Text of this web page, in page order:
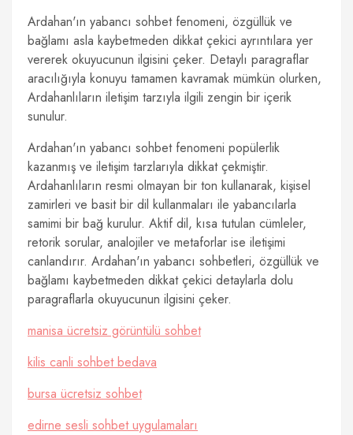
Ardahan'ın yabancı sohbet fenomeni, özgüllük ve
bağlamı asla kaybetmeden dikkat çekici ayrıntılara yer
vererek okuyucunun ilgisini çeker. Detaylı paragraflar
aracılığıyla konuyu tamamen kavramak mümkün olurken,
Ardahanlıların iletişim tarzıyla ilgili zengin bir içerik
sunulur.
Ardahan'ın yabancı sohbet fenomeni popülerlik
kazanmış ve iletişim tarzlarıyla dikkat çekmiştir.
Ardahanlıların resmi olmayan bir ton kullanarak, kişisel
zamirleri ve basit bir dil kullanmaları ile yabancılarla
samimi bir bağ kurulur. Aktif dil, kısa tutulan cümleler,
retorik sorular, analojiler ve metaforlar ise iletişimi
canlandırır. Ardahan'ın yabancı sohbetleri, özgüllük ve
bağlamı kaybetmeden dikkat çekici detaylarla dolu
paragraflarla okuyucunun ilgisini çeker.
manisa ücretsiz görüntülü sohbet
kilis canli sohbet bedava
bursa ücretsiz sohbet
edirne sesli sohbet uygulamaları